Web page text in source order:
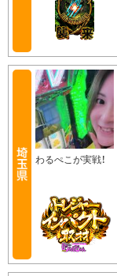
わるぺこが実戦！